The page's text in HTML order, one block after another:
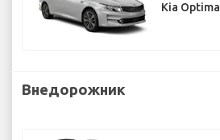
Kia
Внедорожник